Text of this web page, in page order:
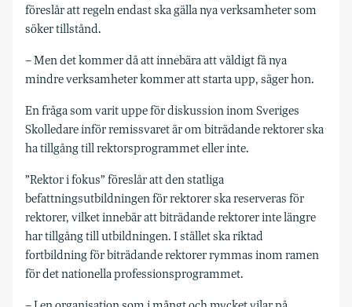
föreslår att regeln endast ska gälla nya verksamheter som
söker tillstånd.
– Men det kommer då att innebära att väldigt få nya
mindre verksamheter kommer att starta upp, säger hon.
En fråga som varit uppe för diskussion inom Sveriges
Skolledare inför remissvaret är om biträdande rektorer ska
ha tillgång till rektorsprogrammet eller inte.
”Rektor i fokus” föreslår att den statliga
befattningsutbildningen för rektorer ska reserveras för
rektorer, vilket innebär att biträdande rektorer inte längre
har tillgång till utbildningen. I stället ska riktad
fortbildning för biträdande rektorer rymmas inom ramen
för det nationella professionsprogrammet.